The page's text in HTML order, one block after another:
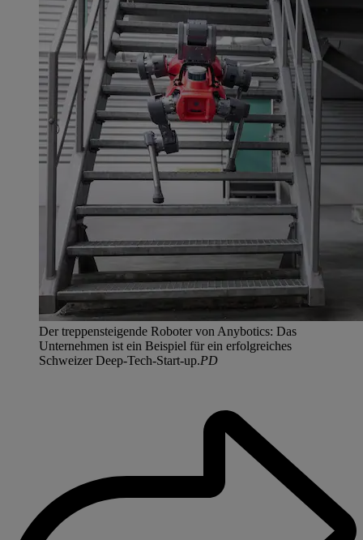
Der treppensteigende Roboter von Anybotics: Das
Unternehmen ist ein Beispiel für ein erfolgreiches
Schweizer Deep-Tech-Start-up.PD